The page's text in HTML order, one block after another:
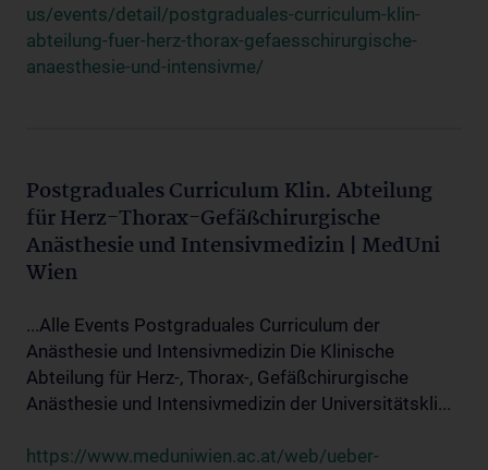
us/events/detail/postgraduales-curriculum-klin-
abteilung-fuer-herz-thorax-gefaesschirurgische-
anaesthesie-und-intensivme/
Postgraduales Curriculum Klin. Abteilung
für Herz-Thorax-Gefäßchirurgische
Anästhesie und Intensivmedizin | MedUni
Wien
...Alle Events Postgraduales Curriculum der
Anästhesie und Intensivmedizin Die Klinische
Abteilung für Herz-, Thorax-, Gefäßchirurgische
Anästhesie und Intensivmedizin der Universitätskli...
https://www.meduniwien.ac.at/web/ueber-